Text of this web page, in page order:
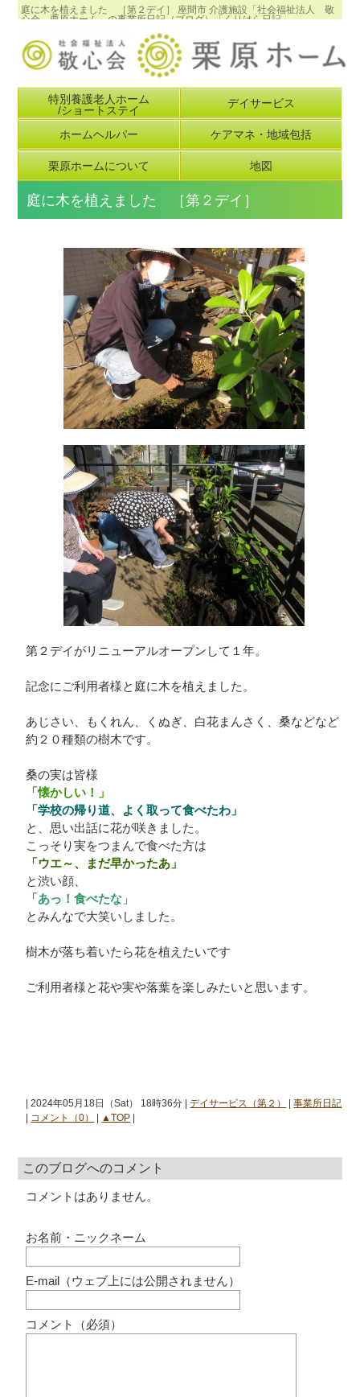
庭に木を植えました ［第２デイ］ 座間市 介護施設「社会福祉法人 敬
心会 栗原ホーム」の事業所日記（ブログ）「くりはら日記」
特別養護老人ホーム
/ショートステイ
デイサービス
ホームヘルパー ケアマネ・地域包括
栗原ホームについて 地図
庭に木を植えました ［第２デイ］
第２デイがリニューアルオープンして１年。
記念にご利用者様と庭に木を植えました。
あじさい、もくれん、くぬぎ、白花まんさく、桑などなど
約２０種類の樹木です。
桑の実は皆様
「懐かしい！」
「学校の帰り道、よく取って食べたわ」
と、思い出話に花が咲きました。
こっそり実をつまんで食べた方は
「ウエ～、まだ早かったあ」
と渋い顔、
「あっ！食べたな 」
とみんなで大笑いしました。
樹木が落ち着いたら花を植えたいです
ご利用者様と花や実や落葉を楽しみたいと思います。
| 2024年05月18日（Sat） 18時36分 |デイサービス（第２） |事業所日記
コメント（0） ▲TOP
このブログへのコメント
コメントはありません。
お名前・ニックネーム
E-mail（ウェブ上には公開されません）
コメント（必須）